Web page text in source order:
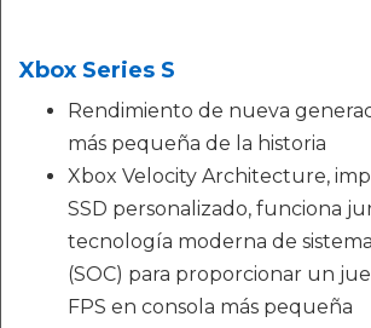
Xbox Series S
Rendimiento de nueva
más pequeña de la historia
Xbox Velocity Architecture,
SSD personalizado, funciona
tecnología moderna de
(SOC) para proporcionar un
FPS en consola más pequeña